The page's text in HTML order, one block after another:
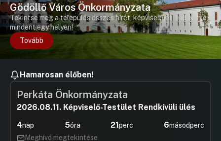
Hozzászólások Ugrás a napirendi pontra
19. Napirendi pont
HozzászólásokUgrás a napirendi pontra
Dr. Györfi
Gödöllő Város Önkormányzata
Tekintse meg a település összes hírét, képviselőjét, tudjon meg
mindent egy helyen!
Tovább
Hamarosan élőben!
Perkáta Önkormányzata
2026.08.11. Képviselő-Testület Rendkívüli ülés
4nap 5óra 21perc 6másodperc
Meghívó megtekintése